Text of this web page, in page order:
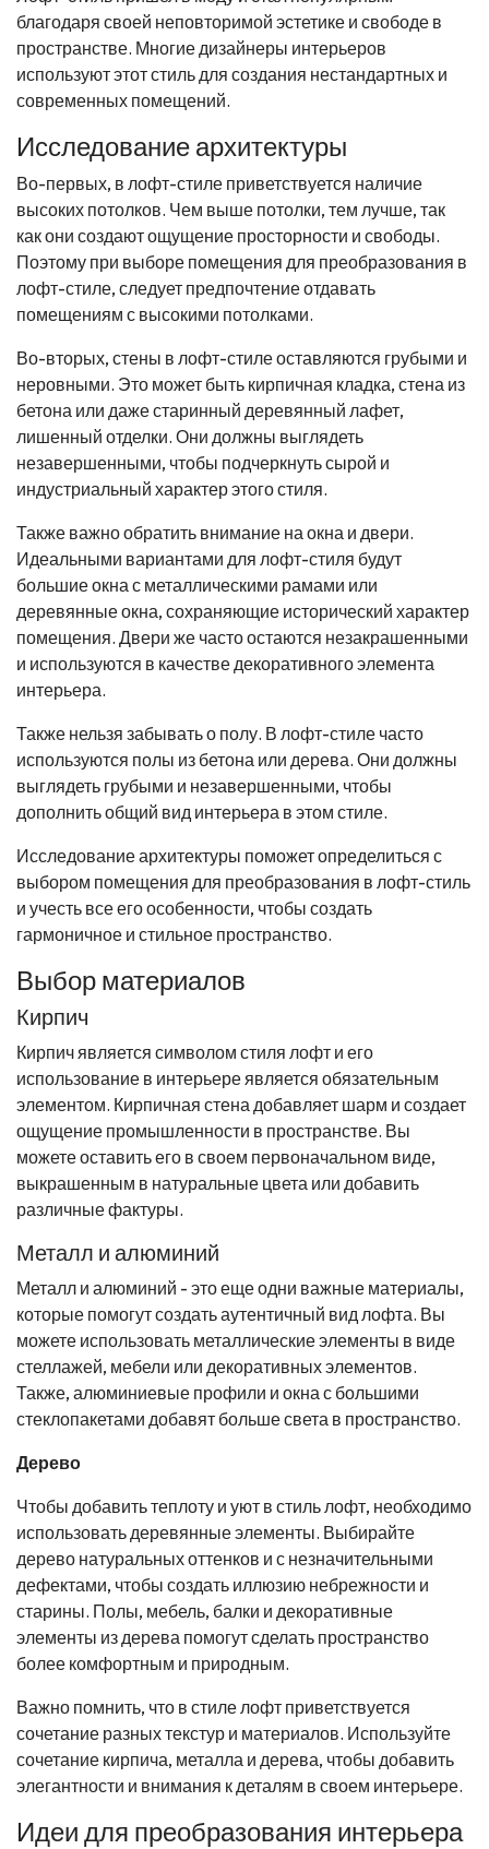
благодаря своей неповторимой эстетике и свободе в
пространстве. Многие дизайнеры интерьеров
используют этот стиль для создания нестандартных и
современных помещений.
Исследование архитектуры
Во-первых, в лофт-стиле приветствуется наличие
высоких потолков. Чем выше потолки, тем лучше, так
как они создают ощущение просторности и свободы.
Поэтому при выборе помещения для преобразования в
лофт-стиле, следует предпочтение отдавать
помещениям с высокими потолками.
Во-вторых, стены в лофт-стиле оставляются грубыми и
неровными. Это может быть кирпичная кладка, стена из
бетона или даже старинный деревянный лафет,
лишенный отделки. Они должны выглядеть
незавершенными, чтобы подчеркнуть сырой и
индустриальный характер этого стиля.
Также важно обратить внимание на окна и двери.
Идеальными вариантами для лофт-стиля будут
большие окна с металлическими рамами или
деревянные окна, сохраняющие исторический характер
помещения. Двери же часто остаются незакрашенными
и используются в качестве декоративного элемента
интерьера.
Также нельзя забывать о полу. В лофт-стиле часто
используются полы из бетона или дерева. Они должны
выглядеть грубыми и незавершенными, чтобы
дополнить общий вид интерьера в этом стиле.
Исследование архитектуры поможет определиться с
выбором помещения для преобразования в лофт-стиль
и учесть все его особенности, чтобы создать
гармоничное и стильное пространство.
Выбор материалов
Кирпич
Кирпич является символом стиля лофт и его
использование в интерьере является обязательным
элементом. Кирпичная стена добавляет шарм и создает
ощущение промышленности в пространстве. Вы
можете оставить его в своем первоначальном виде,
выкрашенным в натуральные цвета или добавить
различные фактуры.
Металл и алюминий
Металл и алюминий - это еще одни важные материалы,
которые помогут создать аутентичный вид лофта. Вы
можете использовать металлические элементы в виде
стеллажей, мебели или декоративных элементов.
Также, алюминиевые профили и окна с большими
стеклопакетами добавят больше света в пространство.
Дерево
Чтобы добавить теплоту и уют в стиль лофт, необходимо
использовать деревянные элементы. Выбирайте
дерево натуральных оттенков и с незначительными
дефектами, чтобы создать иллюзию небрежности и
старины. Полы, мебель, балки и декоративные
элементы из дерева помогут сделать пространство
более комфортным и природным.
Важно помнить, что в стиле лофт приветствуется
сочетание разных текстур и материалов. Используйте
сочетание кирпича, металла и дерева, чтобы добавить
элегантности и внимания к деталям в своем интерьере.
Идеи для преобразования интерьера